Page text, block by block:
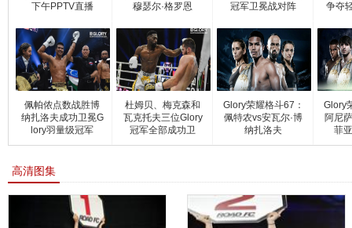
下午PPTV直播
穆瑟尔·格罗恩
冠军卫冕战对阵
争夺
佩帕侬点数战胜博
纳扎洛夫成功卫冕G
lory羽量级冠军
杜姆贝、梅克森和
瓦克托夫三位Glory
冠军全部成功卫
Glory荣耀格斗67：
佩特农vs安瓦尔·博
纳扎洛夫
Glory
阿尼
菲
高清图集